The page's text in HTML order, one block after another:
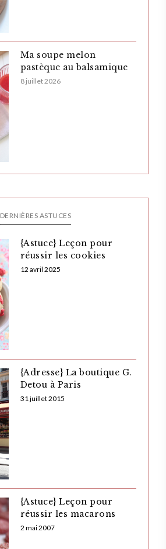
Ma soupe melon
pastèque au balsamique
8 juillet 2026
DERNIÈRES ASTUCES
{Astuce} Leçon pour
réussir les cookies
12 avril 2025
{Adresse} La boutique G.
Detou à Paris
31 juillet 2015
{Astuce} Leçon pour
réussir les macarons
2 mai 2007